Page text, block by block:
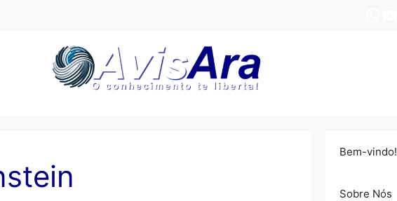
Bem-vindo!
Sobre Nós